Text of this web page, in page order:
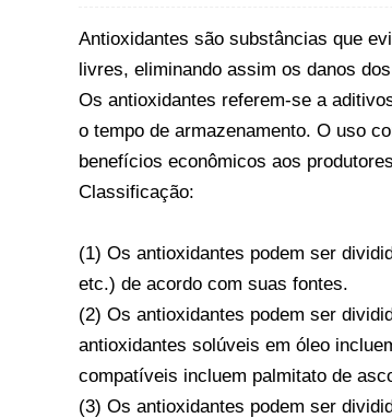
Antioxidantes são substâncias que
livres, eliminando assim os danos
Os antioxidantes referem-se a
o tempo de armazenamento. O uso
benefícios econômicos aos
Classificação:
(1) Os antioxidantes podem ser
etc.) de acordo com suas fontes.
(2) Os antioxidantes podem ser
antioxidantes solúveis em óleo
compatíveis incluem palmitato de
(3) Os antioxidantes podem ser